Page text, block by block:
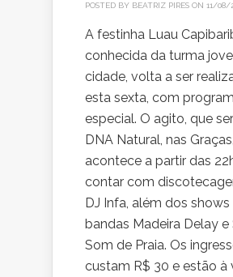
POSTED BY BEATRIZ PIRES ON 11/08/
A festinha Luau
conhecida da turma
cidade, volta a ser
esta sexta, com
especial. O agito, que
DNA Natural, nas Graças,
acontece a partir das
contar com
DJ Infa, além dos shows
bandas Madeira Delay e
Som de Praia. Os
custam R$ 30 e estão à